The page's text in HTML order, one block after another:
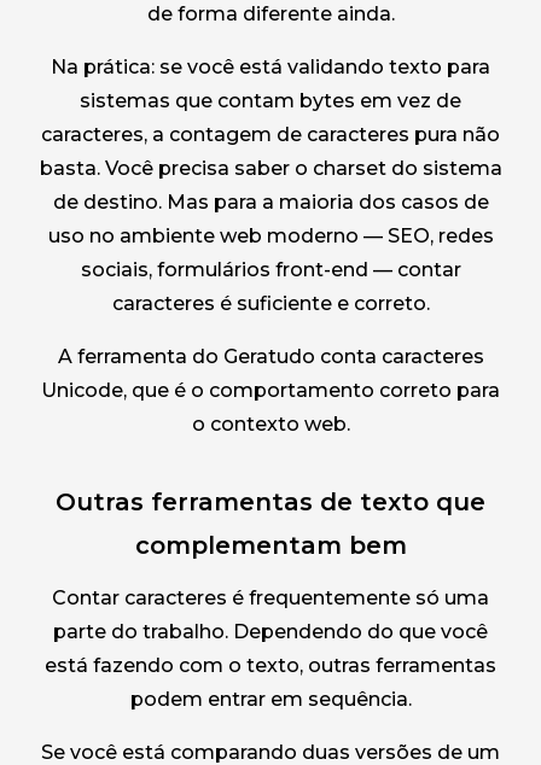
de forma diferente ainda.
Na prática: se você está validando texto para
sistemas que contam bytes em vez de
caracteres, a contagem de caracteres pura não
basta. Você precisa saber o charset do sistema
de destino. Mas para a maioria dos casos de
uso no ambiente web moderno — SEO, redes
sociais, formulários front-end — contar
caracteres é suficiente e correto.
A ferramenta do Geratudo conta caracteres
Unicode, que é o comportamento correto para
o contexto web.
Outras ferramentas de texto que
complementam bem
Contar caracteres é frequentemente só uma
parte do trabalho. Dependendo do que você
está fazendo com o texto, outras ferramentas
podem entrar em sequência.
Se você está comparando duas versões de um